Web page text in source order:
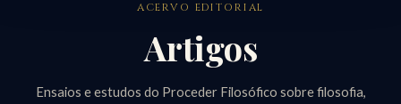
ACERVO EDITORIAL
Artigos
Ensaios e estudos do Proceder Filosófico sobre filosofia,